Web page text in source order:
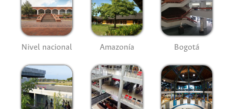
Nivel nacional Amazonía Bogotá